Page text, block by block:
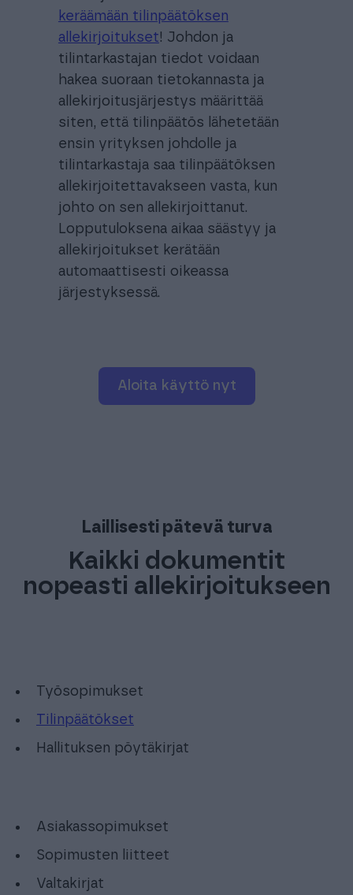
keräämään tilinpäätöksen
allekirjoitukset! Johdon ja
tilintarkastajan tiedot voidaan
hakea suoraan tietokannasta ja
allekirjoitusjärjestys määrittää
siten, että tilinpäätös lähetetään
ensin yrityksen johdolle ja
tilintarkastaja saa tilinpäätöksen
allekirjoitettavakseen vasta, kun
johto on sen allekirjoittanut.
Lopputuloksena aikaa säästyy ja
allekirjoitukset kerätään
automaattisesti oikeassa
järjestyksessä.
Aloita käyttö nyt
Laillisesti pätevä turva
Kaikki dokumentit
nopeasti allekirjoitukseen
Työsopimukset
Tilinpäätökset
Hallituksen pöytäkirjat
Asiakassopimukset
Sopimusten liitteet
Valtakirjat